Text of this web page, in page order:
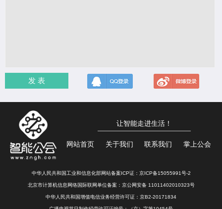
发 表
让智能走进生活！
网站首页 关于我们 联系我们 掌上公会
中华人民共和国工业和信息化部网站备案ICP证： 京ICP备15055991号-2
北京市计算机信息网络国际联网单位备案： 京公网安备 11011402010323号
中华人民共和国增值电信业务经营许可证：京B2-20171834